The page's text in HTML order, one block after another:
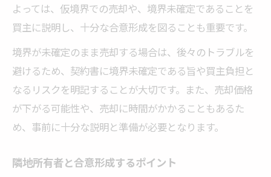
よっては、仮境界での売却や、境界未確定であることを
買主に説明し、十分な合意形成を図ることも重要です。
境界が未確定のまま売却する場合は、後々のトラブルを
避けるため、契約書に境界未確定である旨や買主負担と
なるリスクを明記することが大切です。また、売却価格
が下がる可能性や、売却に時間がかかることもあるた
め、事前に十分な説明と準備が必要となります。
隣地所有者と合意形成するポイント